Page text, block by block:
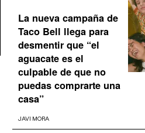
La nueva campaña de
Taco Bell llega para
desmentir que “el
aguacate es el
culpable de que no
puedas comprarte una
casa”
JAVI MORA